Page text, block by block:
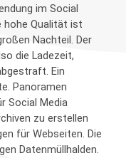
im Social
hohe Qualität ist
Nachteil. Der
die Ladezeit,
Ein
Panoramen
Social Media
zu erstellen
für Webseiten. Die
Datenmüllhalden.